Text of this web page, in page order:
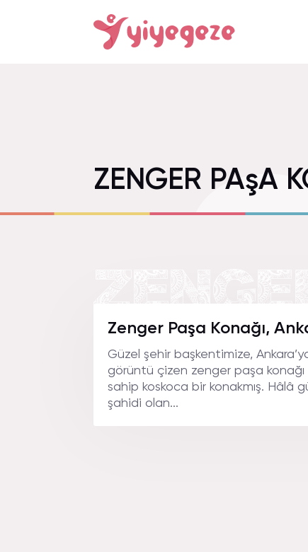
ZENGER PAşA
Zenger Paşa Konağı,
Güzel şehir başkentimize,
görüntü çizen zenger paşa konağı
sahip koskoca bir konakmış. Hâlâ
şahidi olan...